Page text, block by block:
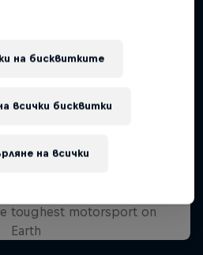
The Hardest
toughest motorsport on
Earth
на бисквитките
на всички
всички бисквитки